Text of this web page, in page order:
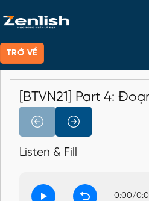
TRỞ VỀ
[BTVN21] Part 4:
Listen & Fill
0:00/